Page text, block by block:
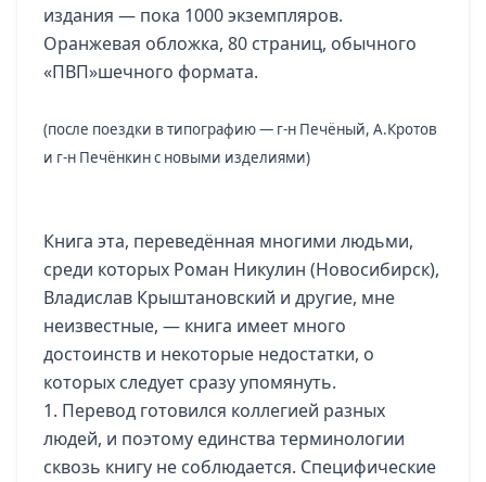
издания — пока 1000 экземпляров.
Оранжевая обложка, 80 страниц, обычного
«ПВП»шечного формата.
(после поездки в типографию — г-н Печёный, А.Кротов
и г-н Печёнкин с новыми изделиями)
Книга эта, переведённая многими людьми,
среди которых Роман Никулин (Новосибирск),
Владислав Крыштановский и другие, мне
неизвестные, — книга имеет много
достоинств и некоторые недостатки, о
которых следует сразу упомянуть.
1. Перевод готовился коллегией разных
людей, и поэтому единства терминологии
сквозь книгу не соблюдается. Специфические